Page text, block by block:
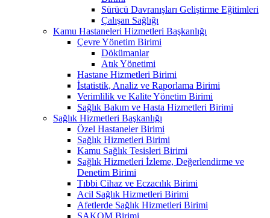
Sürücü Davranışları Geliştirme Eğitimleri
Çalışan Sağlığı
Kamu Hastaneleri Hizmetleri Başkanlığı
Çevre Yönetim Birimi
Dökümanlar
Atık Yönetimi
Hastane Hizmetleri Birimi
İstatistik, Analiz ve Raporlama Birimi
Verimlilik ve Kalite Yönetim Birimi
Sağlık Bakım ve Hasta Hizmetleri Birimi
Sağlık Hizmetleri Başkanlığı
Özel Hastaneler Birimi
Sağlık Hizmetleri Birimi
Kamu Sağlık Tesisleri Birimi
Sağlık Hizmetleri İzleme, Değerlendirme ve
Denetim Birimi
Tıbbi Cihaz ve Eczacılık Birimi
Acil Sağlık Hizmetleri Birimi
Afetlerde Sağlık Hizmetleri Birimi
SAKOM Birimi